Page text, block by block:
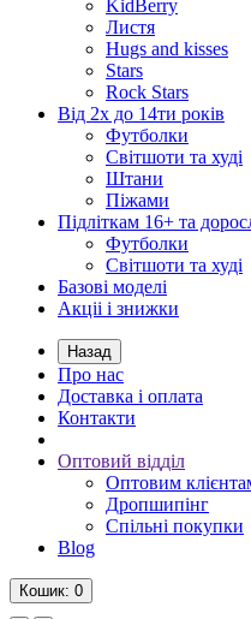
KidBerry
Листя
Hugs and kisses
Stars
Rock Stars
Від 2х до 14ти років
Футболки
Світшоти та худі
Штани
Піжами
Підліткам 16+ та
Футболки
Світшоти та худі
Базові моделі
Акціі і знижки
Назад
Про нас
Доставка і оплата
Контакти
Оптовий відділ
Оптовим
Дропшипінг
Спільні покупки
Blog
Кошик: 0